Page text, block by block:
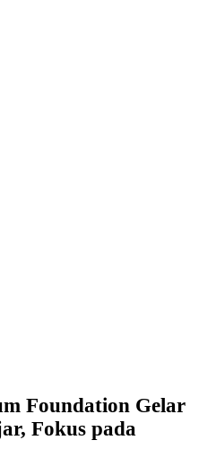
Foundation Gelar
Fokus pada